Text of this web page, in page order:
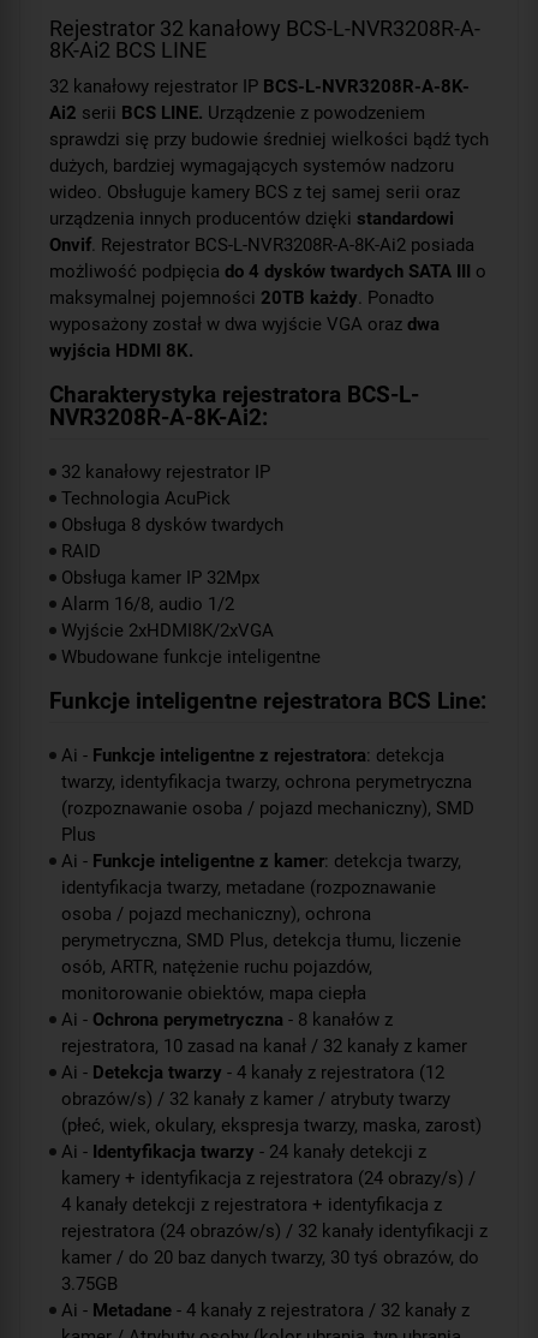
Rejestrator 32 kanałowy BCS-L-NVR3208R-A-
8K-Ai2 BCS LINE
32 kanałowy rejestrator IP BCS-L-NVR3208R-A-8K-
Ai2 serii BCS LINE. Urządzenie z powodzeniem
sprawdzi się przy budowie średniej wielkości bądź tych
dużych, bardziej wymagających systemów nadzoru
wideo. Obsługuje kamery BCS z tej samej serii oraz
urządzenia innych producentów dzięki standardowi
Onvif. Rejestrator BCS-L-NVR3208R-A-8K-Ai2 posiada
możliwość podpięcia do 4 dysków twardych SATA III
o
maksymalnej pojemności 20TB każdy. Ponadto
wyposażony został w dwa wyjście VGA oraz dwa
wyjścia HDMI 8K.
Charakterystyka rejestratora BCS-L-
NVR3208R-A-8K-Ai2:
32 kanałowy rejestrator IP
Technologia AcuPick
Obsługa 8 dysków twardych
RAID
Obsługa kamer IP 32Mpx
Alarm 16/8, audio 1/2
Wyjście 2xHDMI8K/2xVGA
Wbudowane funkcje inteligentne
Funkcje inteligentne rejestratora BCS Line:
Ai - Funkcje inteligentne z rejestratora: detekcja
twarzy, identyfikacja twarzy, ochrona perymetryczna
(rozpoznawanie osoba / pojazd mechaniczny), SMD
Plus
Ai - Funkcje inteligentne z kamer: detekcja twarzy,
identyfikacja twarzy, metadane (rozpoznawanie
osoba / pojazd mechaniczny), ochrona
perymetryczna, SMD Plus, detekcja tłumu, liczenie
osób, ARTR, natężenie ruchu pojazdów,
monitorowanie obiektów, mapa ciepła
Ai - Ochrona perymetryczna - 8 kanałów z
rejestratora, 10 zasad na kanał / 32 kanały z kamer
Ai - Detekcja twarzy - 4 kanały z rejestratora (12
obrazów/s) / 32 kanały z kamer / atrybuty twarzy
(płeć, wiek, okulary, ekspresja twarzy, maska, zarost)
Ai - Identyfikacja twarzy - 24 kanały detekcji z
kamery + identyfikacja z rejestratora (24 obrazy/s) /
4 kanały detekcji z rejestratora + identyfikacja z
rejestratora (24 obrazów/s) / 32 kanały identyfikacji z
kamer / do 20 baz danych twarzy, 30 tyś obrazów, do
3.75GB
Ai - Metadane - 4 kanały z rejestratora / 32 kanały z